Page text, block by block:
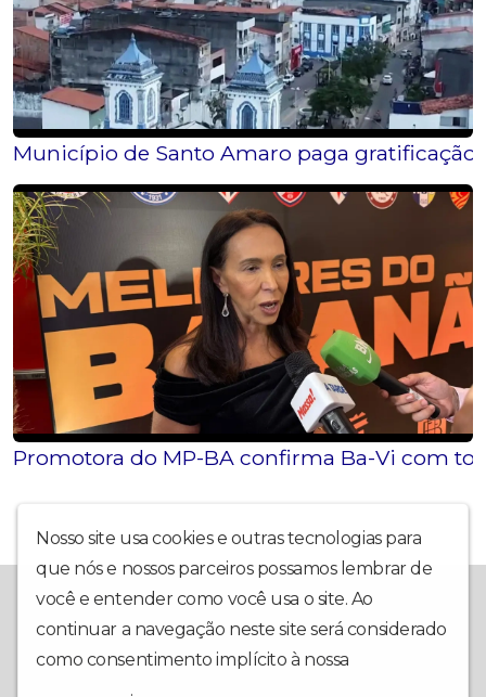
Município de Santo Amaro paga
Promotora do MP-BA confirma Ba-Vi com
Nosso site usa cookies e outras tecnologias para
que nós e nossos parceiros possamos lembrar de
você e entender como você usa o site. Ao
continuar a navegação neste site será considerado
como consentimento implícito à nossa
.
A Rádio Diamantina FM fica em Itaberaba, BA, e leva, há muitos
Diamantina. Também é possível escutar a nossa programação
através do nosso site e do nosso aplicativo para Android e